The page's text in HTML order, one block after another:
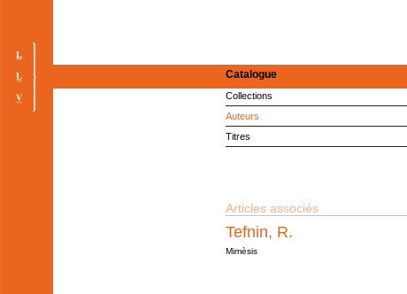
Catalogue
Collections
Auteurs
Titres
Articles associés
Tefnin, R.
Mimèsis